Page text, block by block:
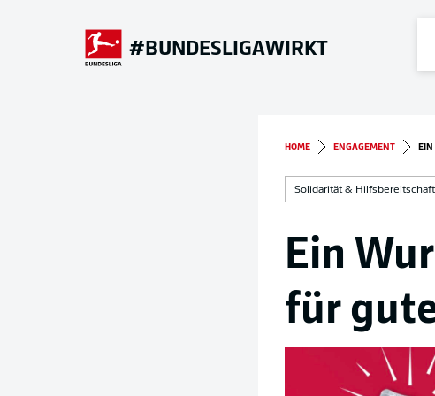
#BUNDESLIGAWIRKT
HOME ENGAGEMENT
Solidarität & Hilfsbereitschaft
Ein
für